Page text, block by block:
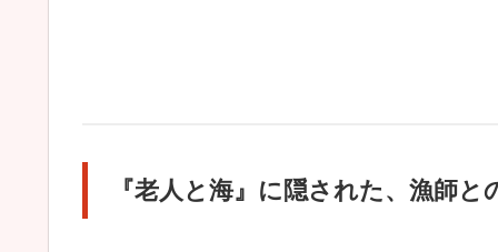
『老人と海』に隠された、漁師と